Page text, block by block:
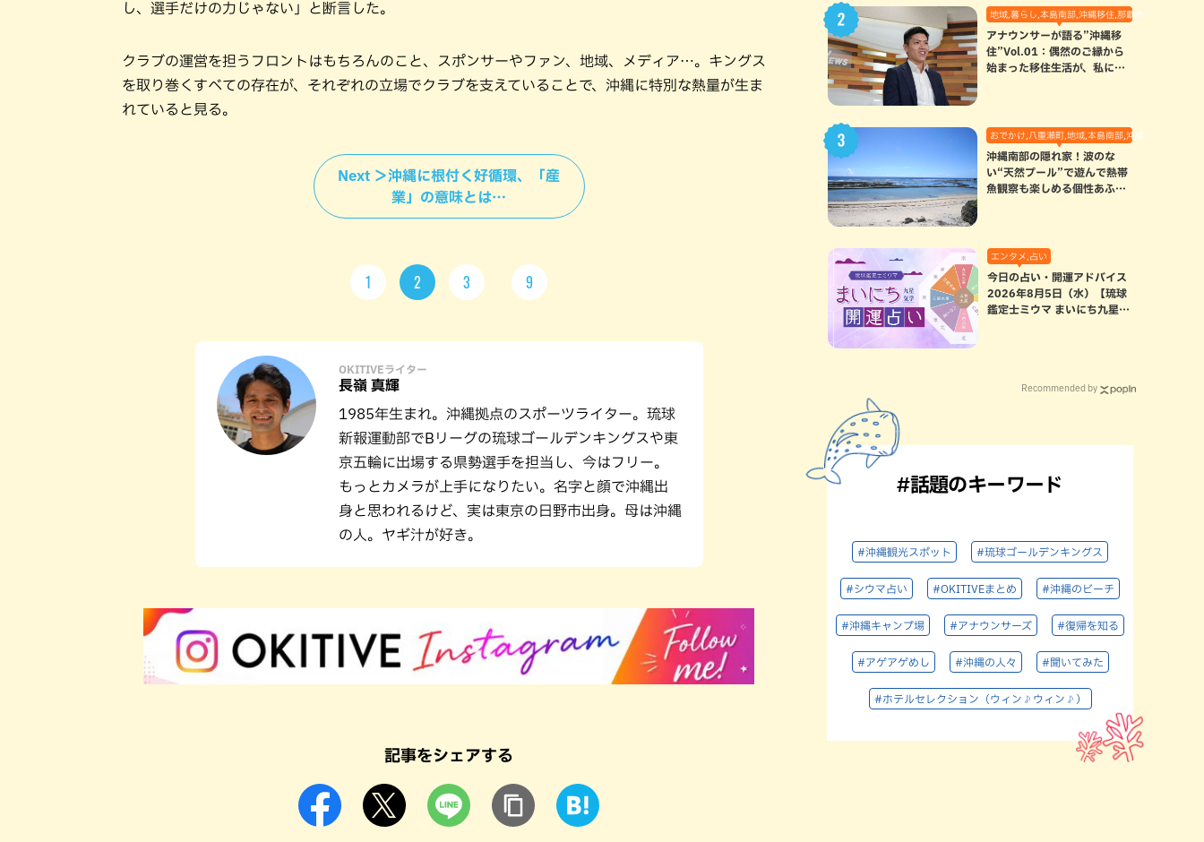
し、選手だけの力じゃない」と断言した。
クラブの運営を担うフロントはもちろんのこと、スポンサーやファン、地域、メディア…。キングス
を取り巻くすべての存在が、それぞれの立場でクラブを支えていることで、沖縄に特別な熱量が生ま
れていると見る。
Next ＞沖縄に根付く好循環、「産
業」の意味とは…
1 2 3 9
OKITIVEライター
長嶺 真輝
1985年生まれ。沖縄拠点のスポーツライター。琉球
新報運動部でBリーグの琉球ゴールデンキングスや東
京五輪に出場する県勢選手を担当し、今はフリー。
もっとカメラが上手になりたい。名字と顔で沖縄出
身と思われるけど、実は東京の日野市出身。母は沖縄
の人。ヤギ汁が好き。
記事をシェアする
地域,暮らし,本島南部,沖縄移住,那覇市
アナウンサーが語る”沖縄移
住”Vol.01：偶然のご縁から
始まった移住生活が、私にと
おでかけ,八重瀬町,地域,本島南部,沖縄の海,自然
沖縄南部の隠れ家！波のな
い“天然プール”で遊んで熱帯
魚観察も楽しめる個性あふれ
エンタメ,占い
今日の占い・開運アドバイス
2026年8月5日（水）【琉球
鑑定士ミウマ まいにち九星気
Recommended by
#話題のキーワード
#沖縄観光スポット #琉球ゴールデンキングス
#シウマ占い #OKITIVEまとめ #沖縄のビーチ
#沖縄キャンプ場 #アナウンサーズ #復帰を知る
#アゲアゲめし #沖縄の人々 #聞いてみた
#ホテルセレクション（ウィン♪ウィン♪）